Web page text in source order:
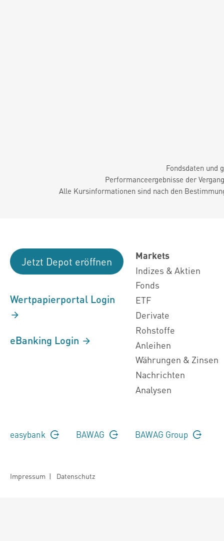
Fondsdaten und
Performanceergebnisse der
Alle Kursinformationen sind nach den
Jetzt Depot eröffnen
Wertpapierportal Login
eBanking Login
Markets
Indizes & Aktien
Fonds
ETF
Derivate
Rohstoffe
Anleihen
Währungen & Zinsen
Nachrichten
Analysen
easybank BAWAG BAWAG Group
Impressum | Datenschutz